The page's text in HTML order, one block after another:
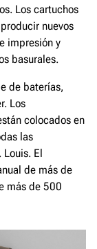
Los cartuchos
nuevos
impresión y
basurales.
de baterías,
Los
colocados en
las
Louis. El
de más de
más de 500